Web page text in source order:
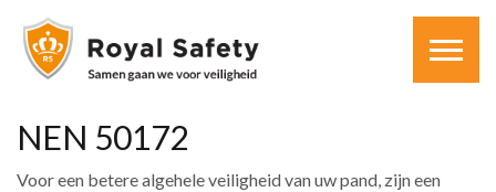
NEN 50172
Voor een betere algehele veiligheid van uw pand, zijn een